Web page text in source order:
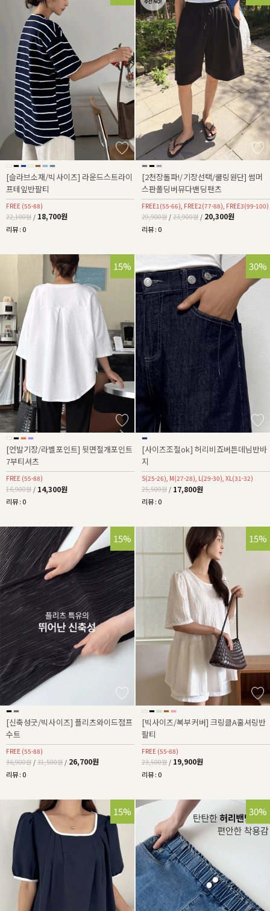
[슬라브소재/빅사이즈] 라운드스트라이
프테잎반팔티
FREE (55-88)
22,100원 / 18,700원
리뷰 : 0
[2천장돌파!/기장선택/쿨링원단] 썸머
스판폴딩버뮤다밴딩팬츠
FREE1(55-66), FREE2(77-88), FREE3(99-100)
29,900원 / 23,900원 / 20,300원
리뷰 : 0
15%
[언발기장/라벨포인트] 뒷면절개포인트
7부티셔츠
FREE (55-88)
16,900원 / 14,300원
리뷰 : 0
30%
[사이즈조절ok] 허리비죠버튼데님반바
지
S(25-26), M(27-28), L(29-30), XL(31-32)
25,500원 / 17,800원
리뷰 : 0
28%
15%
[신축성굿/빅사이즈] 플리츠와이드점프
수트
FREE (55-88)
36,900원 / 31,500원 / 26,700원
리뷰 : 0
15%
[빅사이즈/복부커버] 크링클A훌셔링반
팔티
FREE (55-88)
23,500원 / 19,900원
리뷰 : 0
15% 30%